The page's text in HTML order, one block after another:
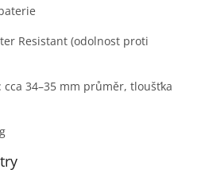
Resistant (odolnost proti
cca 34–35 mm průměr, tloušťka